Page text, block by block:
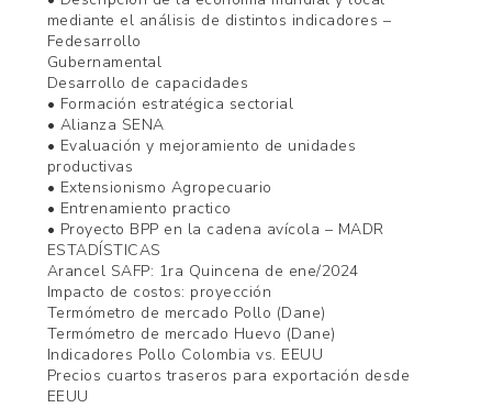
mediante el análisis de distintos indicadores –
Fedesarrollo
Gubernamental
Desarrollo de capacidades
• Formación estratégica sectorial
• Alianza SENA
• Evaluación y mejoramiento de unidades
productivas
• Extensionismo Agropecuario
• Entrenamiento practico
• Proyecto BPP en la cadena avícola – MADR
ESTADÍSTICAS
Arancel SAFP: 1ra Quincena de ene/2024
Impacto de costos: proyección
Termómetro de mercado Pollo (Dane)
Termómetro de mercado Huevo (Dane)
Indicadores Pollo Colombia vs. EEUU
Precios cuartos traseros para exportación desde
EEUU